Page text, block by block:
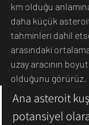
Doğa
Fotoğrafçılık
km olduğu
daha küçük
tahminleri dahil
arasındaki
uzay aracının
olduğunu görürüz.
Ana asteroit
potansiyel